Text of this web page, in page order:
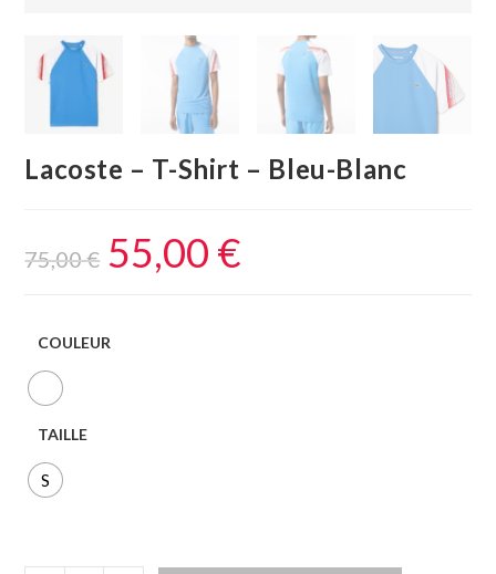
Lacoste – T-Shirt – Bleu-Blanc
75,00€ 55,00 €
COULEUR
TAILLE
S